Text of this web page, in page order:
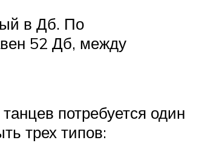
в Дб. По
52 Дб, между
потребуется один
трех типов: